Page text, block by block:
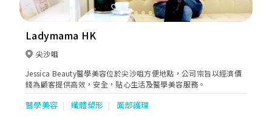
Ladymama HK
尖沙咀
Jessica Beauty醫學美容位於尖沙咀方便地點，公司宗旨以經濟價
錢為顧客提供高效，安全，貼心生活及醫學美容服務。
醫學美容 纖體塑形 面部護理